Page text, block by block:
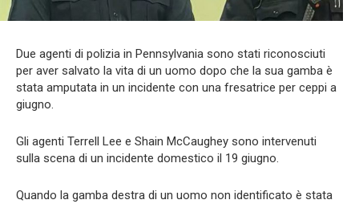
Due agenti di polizia in Pennsylvania sono stati riconosciuti
per aver salvato la vita di un uomo dopo che la sua gamba è
stata amputata in un incidente con una fresatrice per ceppi a
giugno.
Gli agenti Terrell Lee e Shain McCaughey sono intervenuti
sulla scena di un incidente domestico il 19 giugno.
Quando la gamba destra di un uomo non identificato è stata